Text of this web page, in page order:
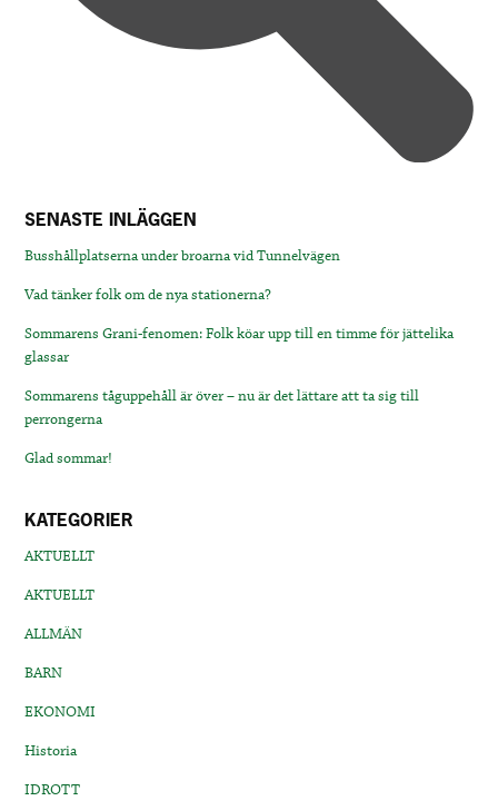
SENASTE INLÄGGEN
Busshållplatserna under broarna vid Tunnelvägen
Vad tänker folk om de nya stationerna?
Sommarens Grani-fenomen: Folk köar upp till en timme för jättelika
glassar
Sommarens tåguppehåll är över – nu är det lättare att ta sig till
perrongerna
Glad sommar!
KATEGORIER
AKTUELLT
AKTUELLT
ALLMÄN
BARN
EKONOMI
Historia
IDROTT